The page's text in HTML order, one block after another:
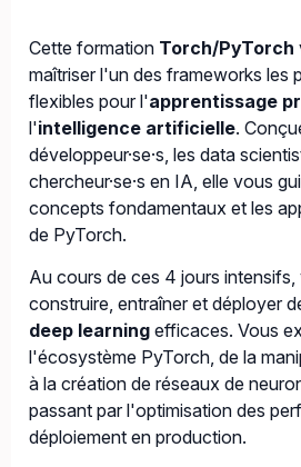
Cette formation Torch/PyTorch
maîtriser l'un des frameworks les
flexibles pour l'apprentissage
l'intelligence artificielle.
développeur·se·s, les data
chercheur·se·s en IA, elle vous
concepts fondamentaux et les
de PyTorch.
Au cours de ces 4 jours
construire, entraîner et déployer
deep learning efficaces. Vous
l'écosystème PyTorch, de la
à la création de réseaux de
passant par l'optimisation des
déploiement en production.